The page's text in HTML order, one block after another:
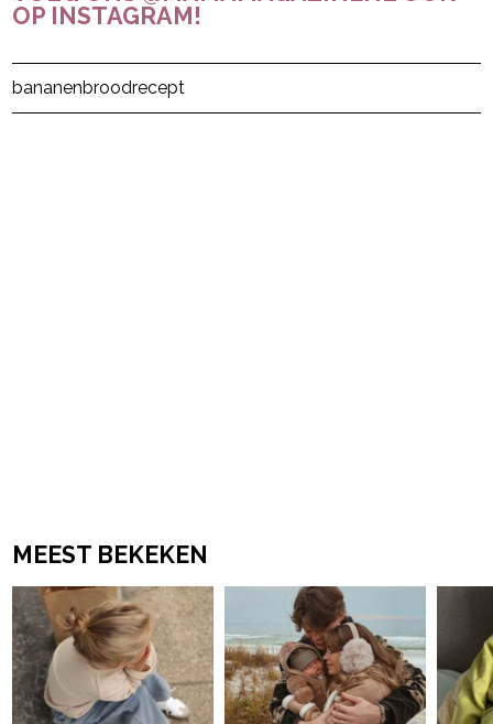
OP INSTAGRAM!
Post Views: 130
bananenbroodrecept
MEEST BEKEKEN